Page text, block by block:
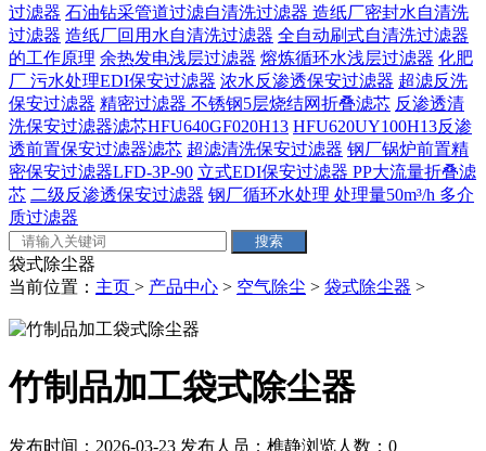
过滤器 石油钻采管道过滤自清洗过滤器 造纸厂密封水自清洗
过滤器 造纸厂回用水自清洗过滤器 全自动刷式自清洗过滤器
的工作原理 余热发电浅层过滤器 熔炼循环水浅层过滤器 化肥
厂 污水处理EDI保安过滤器 浓水反渗透保安过滤器 超滤反洗
保安过滤器 精密过滤器 不锈钢5层烧结网折叠滤芯 反渗透清
洗保安过滤器滤芯HFU640GF020H13 HFU620UY100H13反渗
透前置保安过滤器滤芯 超滤清洗保安过滤器 钢厂锅炉前置精
密保安过滤器LFD-3P-90 立式EDI保安过滤器 PP大流量折叠滤
芯 二级反渗透保安过滤器 钢厂循环水处理 处理量50m³/h 多介
质过滤器
袋式除尘器
当前位置： 主页 > 产品中心 > 空气除尘 > 袋式除尘器 >
竹制品加工袋式除尘器
发布时间：2026-03-23 发布人员：樵静浏览人数： 0